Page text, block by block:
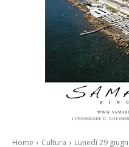
Home Cultura
Lunedì 29